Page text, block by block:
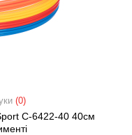
(0)
C-6422-40 40см